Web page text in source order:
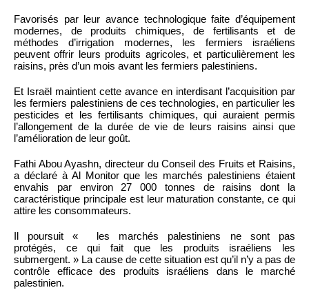
Favorisés par leur avance technologique faite d’équipement
modernes, de produits chimiques, de fertilisants et de
méthodes d’irrigation modernes, les fermiers israéliens
peuvent offrir leurs produits agricoles, et particulièrement les
raisins, près d’un mois avant les fermiers palestiniens.
Et Israël maintient cette avance en interdisant l’acquisition par
les fermiers palestiniens de ces technologies, en particulier les
pesticides et les fertilisants chimiques, qui auraient permis
l’allongement de la durée de vie de leurs raisins ainsi que
l’amélioration de leur goût.
Fathi Abou Ayashn, directeur du Conseil des Fruits et Raisins,
a déclaré à Al Monitor que les marchés palestiniens étaient
envahis par environ 27 000 tonnes de raisins dont la
caractéristique principale est leur maturation constante, ce qui
attire les consommateurs.
Il poursuit « les marchés palestiniens ne sont pas
protégés, ce qui fait que les produits israéliens les
submergent. » La cause de cette situation est qu’il n’y a pas de
contrôle efficace des produits israéliens dans le marché
palestinien.